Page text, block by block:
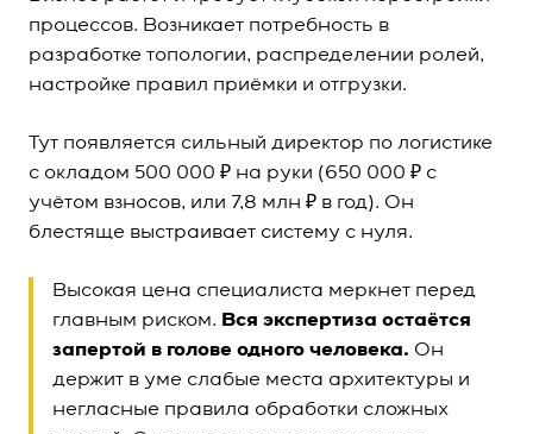
процессов. Возникает потребность в
разработке топологии, распределении ролей,
настройке правил приёмки и отгрузки.
Тут появляется сильный директор по логистике
с окладом 500 000 ₽ на руки (650 000 ₽ с
учётом взносов, или 7,8 млн ₽ в год). Он
блестяще выстраивает систему с нуля.
Высокая цена специалиста меркнет перед
главным риском. Вся экспертиза остаётся
запертой в голове одного человека. Он
держит в уме слабые места архитектуры и
негласные правила обработки сложных